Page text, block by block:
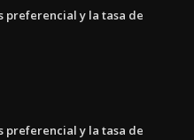
preferencial y la tasa de
preferencial y la tasa de